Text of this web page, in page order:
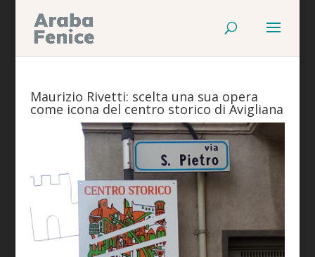
Maurizio Rivetti: scelta una sua opera
come icona del centro storico di Avigliana